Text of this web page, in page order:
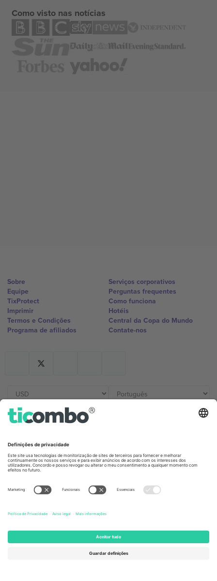
Como visto nas notícias
Sobre
Equipe
TixProtect
Imprimir
Termos e Condições
Programa de afiliados
Serviços corporativos
Perguntas frequentes
Como funciona
Hotéis
Central da Copa do Mundo
Contate-nos
Germany
Unter den Linden 24, 10117
Berlin, Germany
167 City Road, London, Greater
131 Continental Dr, Suite 305,